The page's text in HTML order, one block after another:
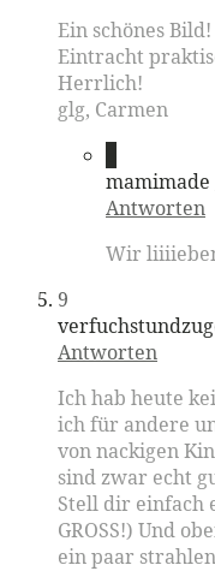
Ein schönes
Eintracht
Herrlich!
glg, Carmen
mamimade
Antworten
Wir
9
Antworten
Ich hab heute
ich für andere
von nackigen
sind zwar echt
Stell dir einfach
GROSS!) Und
ein paar